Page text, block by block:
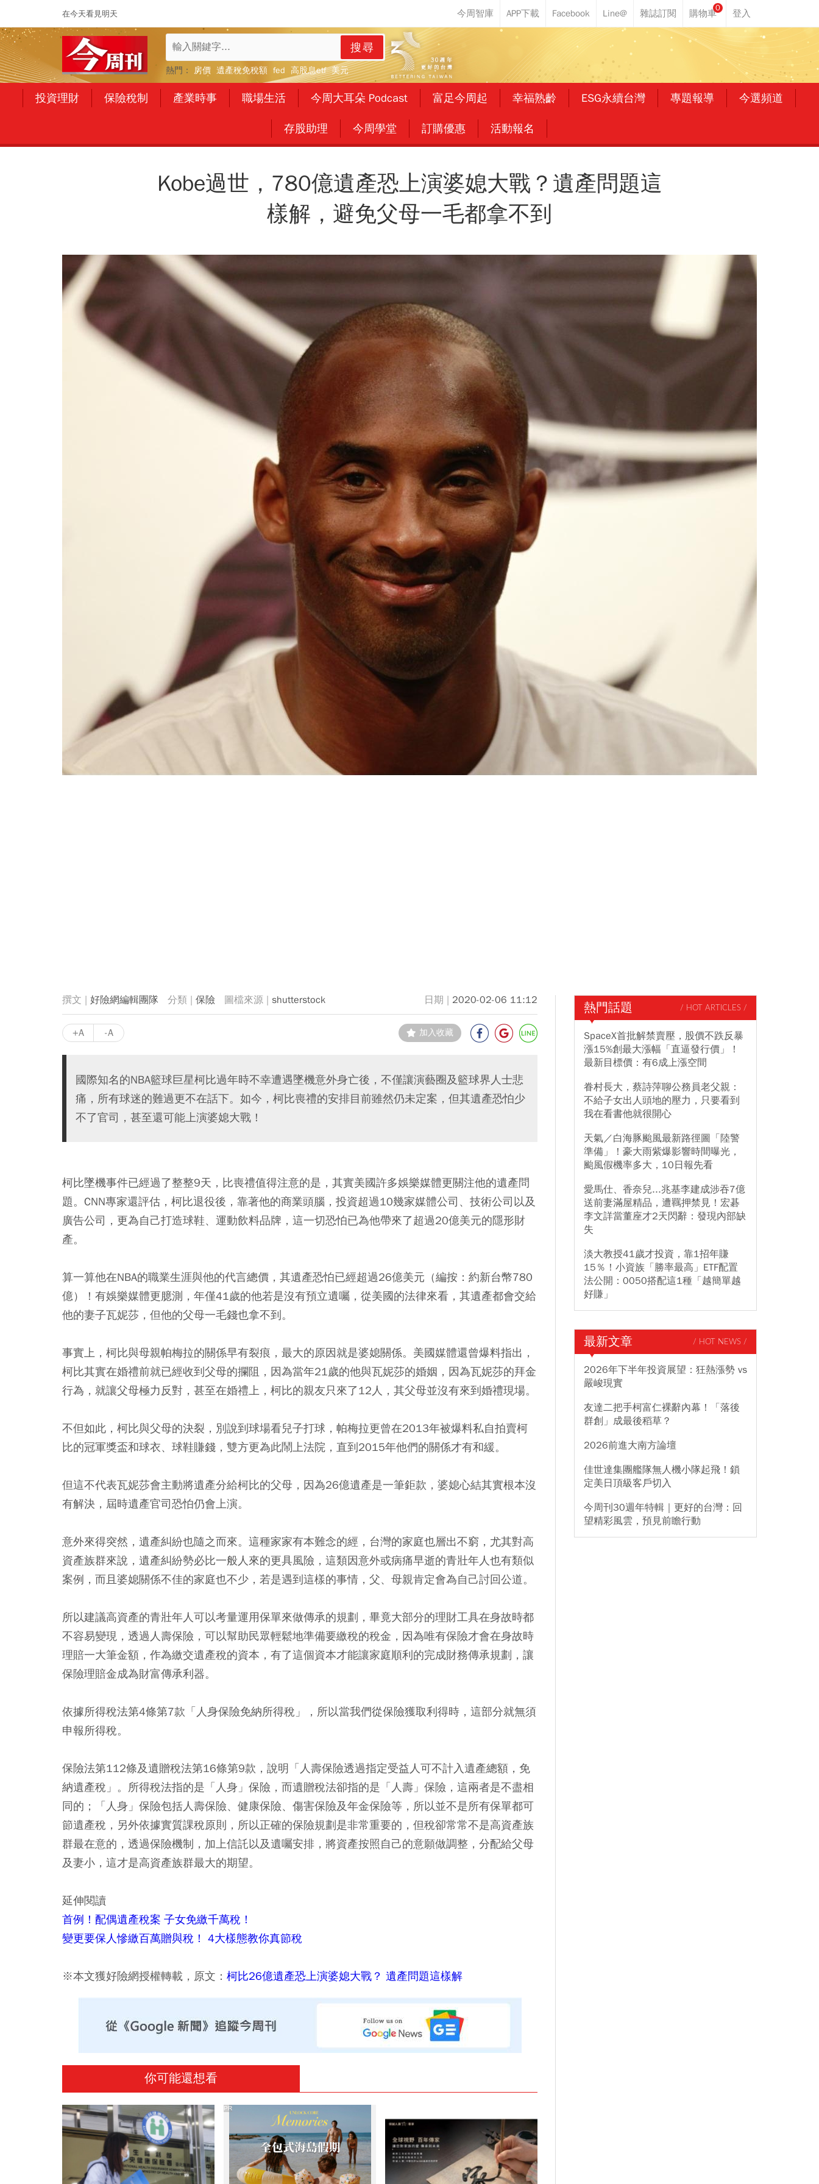
在今天看見明天
0
搜尋
熱門： 房價 遺產稅免稅額 fed 高股息etf 美元
投資理財 保險稅制 產業時事 職場生活 今周大耳朵 Podcast 富足今周起 幸福熟齡 ESG永續台灣 專題報導 今選頻道
存股助理 今周學堂 訂購優惠 活動報名
Kobe過世，780億遺產恐上演婆媳大戰？遺產問題這
樣解，避免父母一毛都拿不到
好險網編輯團隊 保險 shutterstock 2020-02-06 11:12
+A -A 加入收藏
國際知名的NBA籃球巨星柯比過年時不幸遭遇墜機意外身亡後，不僅讓演藝圈及籃球界人士悲
痛，所有球迷的難過更不在話下。如今，柯比喪禮的安排目前雖然仍未定案，但其遺產恐怕少
不了官司，甚至還可能上演婆媳大戰！
柯比墜機事件已經過了整整9天，比喪禮值得注意的是，其實美國許多娛樂媒體更關注他的遺產問
題。CNN專家還評估，柯比退役後，靠著他的商業頭腦，投資超過10幾家媒體公司、技術公司以及
廣告公司，更為自己打造球鞋、運動飲料品牌，這一切恐怕已為他帶來了超過20億美元的隱形財
產。
算一算他在NBA的職業生涯與他的代言總價，其遺產恐怕已經超過26億美元（編按：約新台幣780
億）！有娛樂媒體更臆測，年僅41歲的他若是沒有預立遺囑，從美國的法律來看，其遺產都會交給
他的妻子瓦妮莎，但他的父母一毛錢也拿不到。
事實上，柯比與母親帕梅拉的關係早有裂痕，最大的原因就是婆媳關係。美國媒體還曾爆料指出，
柯比其實在婚禮前就已經收到父母的攔阻，因為當年21歲的他與瓦妮莎的婚姻，因為瓦妮莎的拜金
行為，就讓父母極力反對，甚至在婚禮上，柯比的親友只來了12人，其父母並沒有來到婚禮現場。
不但如此，柯比與父母的決裂，別說到球場看兒子打球，帕梅拉更曾在2013年被爆料私自拍賣柯
比的冠軍獎盃和球衣、球鞋賺錢，雙方更為此鬧上法院，直到2015年他們的關係才有和緩。
但這不代表瓦妮莎會主動將遺產分給柯比的父母，因為26億遺產是一筆鉅款，婆媳心結其實根本沒
有解決，屆時遺產官司恐怕仍會上演。
意外來得突然，遺產糾紛也隨之而來。這種家家有本難念的經，台灣的家庭也層出不窮，尤其對高
資產族群來說，遺產糾紛勢必比一般人來的更具風險，這類因意外或病痛早逝的青壯年人也有類似
案例，而且婆媳關係不佳的家庭也不少，若是遇到這樣的事情，父、母親肯定會為自己討回公道。
所以建議高資產的青壯年人可以考量運用保單來做傳承的規劃，畢竟大部分的理財工具在身故時都
不容易變現，透過人壽保險，可以幫助民眾輕鬆地準備要繳稅的稅金，因為唯有保險才會在身故時
理賠一大筆金額，作為繳交遺產稅的資本，有了這個資本才能讓家庭順利的完成財務傳承規劃，讓
保險理賠金成為財富傳承利器。
依據所得稅法第4條第7款「人身保險免納所得稅」，所以當我們從保險獲取利得時，這部分就無須
申報所得稅。
保險法第112條及遺贈稅法第16條第9款，說明「人壽保險透過指定受益人可不計入遺產總額，免
納遺產稅」。所得稅法指的是「人身」保險，而遺贈稅法卻指的是「人壽」保險，這兩者是不盡相
同的；「人身」保險包括人壽保險、健康保險、傷害保險及年金保險等，所以並不是所有保單都可
節遺產稅，另外依據實質課稅原則，所以正確的保險規劃是非常重要的，但稅卻常常不是高資產族
群最在意的，透過保險機制，加上信託以及遺囑安排，將資產按照自己的意願做調整，分配給父母
及妻小，這才是高資產族群最大的期望。
延伸閱讀
首例！配偶遺產稅案 子女免繳千萬稅！
變更要保人慘繳百萬贈與稅！ 4大樣態教你真節稅
※本文獲好險網授權轉載，原文： 柯比26億遺產恐上演婆媳大戰？ 遺產問題這樣解
你可能還想看
PR
熱門話題 / HOT ARTICLES /
SpaceX首批解禁賣壓，股價不跌反暴
漲15%創最大漲幅「直逼發行價」！
最新目標價：有6成上漲空間
眷村長大，蔡詩萍聊公務員老父親：
不給子女出人頭地的壓力，只要看到
我在看書他就很開心
天氣／白海豚颱風最新路徑圖「陸警
準備」！豪大雨紫爆影響時間曝光，
颱風假機率多大，10日報先看
愛馬仕、香奈兒...兆基李建成涉吞7億
送前妻滿屋精品，遭羈押禁見！宏碁
李文詳當董座才2天閃辭：發現內部缺
失
淡大教授41歲才投資，靠1招年賺
15％！小資族「勝率最高」ETF配置
法公開：0050搭配這1種「越簡單越
好賺」
最新文章 / HOT NEWS /
2026年下半年投資展望：狂熱漲勢 vs
嚴峻現實
友達二把手柯富仁裸辭內幕！「落後
群創」成最後稻草？
2026前進大南方論壇
佳世達集團艦隊無人機小隊起飛！鎖
定美日頂級客戶切入
今周刊30週年特輯｜更好的台灣：回
望精彩風雲，預見前瞻行動